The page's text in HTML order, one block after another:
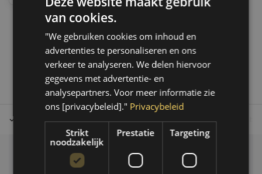
1
Tot 30 dagen retour sturen. Op werkdagen voor 14.00 uur
Klantenservice
van cookies.
"We gebruiken cookies om inhoud en
advertenties te personaliseren en ons
verkeer te analyseren. We delen hiervoor
gegevens met advertentie- en
analysepartners. Voor meer informatie zie
ons [privacybeleid]." Privacybeleid
Strikt
noodzakelijk
Prestatie Targeting